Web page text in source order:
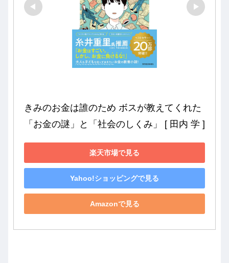
きみのお金は誰のため ボスが教えてくれた
「お金の謎」と「社会のしくみ」 [ 田内 学 ]
楽天市場で見る
Yahoo!ショッピングで見る
Amazonで見る